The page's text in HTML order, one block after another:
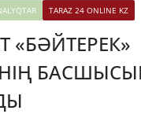
TARAZ 24 ONLINE KZ
«БӘЙТЕРЕК»